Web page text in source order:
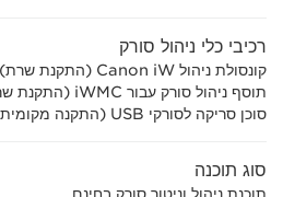
רכיבי כלי ניהול סורק
קונסולת ניהול Canon iW (התקנת שרת)
תוסף ניהול סורק עבור iWMC (התקנת שרת)
סוכן סריקה לסורקי USB (התקנה מקומית במחשב)
סוג תוכנה